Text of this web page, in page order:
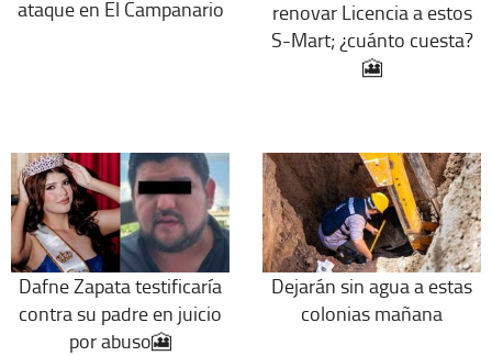
ataque en El Campanario
renovar Licencia a estos
S-Mart; ¿cuánto cuesta?
🎦
Dafne Zapata testificaría
contra su padre en juicio
por abuso🎦
Dejarán sin agua a estas
colonias mañana